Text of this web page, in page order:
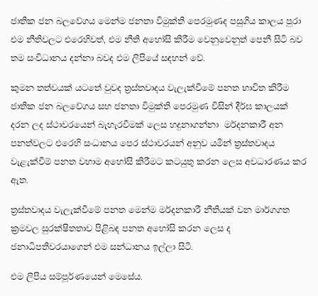
ජාතික ජන බලවේගය මෙන්ම ජනතා විමුක්ති පෙරමුණද පසුගිය කාලය පුරා
එම නීතිවලට එරෙහිවත්, එම නීති අහෝසි කිරීම වෙනුවෙනුත් පෙනී සිටි බව
තම සංවිධානය දන්නා බවද එම ලිපියේ සඳහන් වේ.
කුමන තත්වයක් යටතේ වුවද ත්‍රස්තවාදය වැලැක්වීමේ පනත භාවිත කිරීම
ජාතික ජන බලවේගය සහ ජනතා විමුක්ති පෙරමුණ විසින් දීර්ඝ කාලයක්
දරන ලද ස්ථාවරයෙන් බැහැරවීමක් ලෙස හදුනාගන්නා මර්දනකාරී අන
පනත්වලට එරෙහි සංධානය පෙර ස්ථාවරයන් අනුව යමින් ත්‍රස්තවාදය
වැළැක්වීම් පනත වහාම අහෝසි කිරීමට කටයුතු කරන ලෙස අවධාරණය කර
ඇත.
ත්‍රස්තවාදය වැලැක්වීමේ පනත මෙන්ම මර්දනකාරී නීතියක් වන මාර්ගගත
ක්‍රමවල සුරක්ෂිතතාව පිළිබඳ පනත අහෝසි කරන ලෙස ද
ජනාධිපතිවරයාගෙන් එම සන්ධානය ඉල්ලා සිටී.
එම ලිපිය සම්පූර්ණයෙන් මෙසේය.